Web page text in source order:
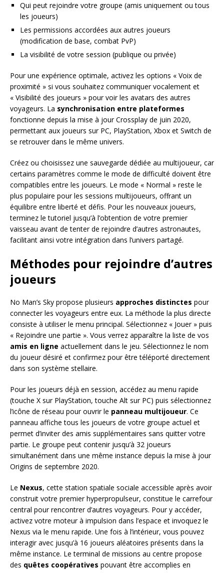
Qui peut rejoindre votre groupe (amis uniquement ou tous
les joueurs)
Les permissions accordées aux autres joueurs
(modification de base, combat PvP)
La visibilité de votre session (publique ou privée)
Pour une expérience optimale, activez les options « Voix de
proximité » si vous souhaitez communiquer vocalement et
« Visibilité des joueurs » pour voir les avatars des autres
voyageurs. La synchronisation entre plateformes
fonctionne depuis la mise à jour Crossplay de juin 2020,
permettant aux joueurs sur PC, PlayStation, Xbox et Switch de
se retrouver dans le même univers.
Créez ou choisissez une sauvegarde dédiée au multijoueur, car
certains paramètres comme le mode de difficulté doivent être
compatibles entre les joueurs. Le mode « Normal » reste le
plus populaire pour les sessions multijoueurs, offrant un
équilibre entre liberté et défis. Pour les nouveaux joueurs,
terminez le tutoriel jusqu’à l’obtention de votre premier
vaisseau avant de tenter de rejoindre d’autres astronautes,
facilitant ainsi votre intégration dans l’univers partagé.
Méthodes pour rejoindre d’autres
joueurs
No Man’s Sky propose plusieurs approches distinctes pour
connecter les voyageurs entre eux. La méthode la plus directe
consiste à utiliser le menu principal. Sélectionnez « Jouer » puis
« Rejoindre une partie ». Vous verrez apparaître la liste de vos
amis en ligne actuellement dans le jeu. Sélectionnez le nom
du joueur désiré et confirmez pour être téléporté directement
dans son système stellaire.
Pour les joueurs déjà en session, accédez au menu rapide
(touche X sur PlayStation, touche Alt sur PC) puis sélectionnez
l’icône de réseau pour ouvrir le panneau multijoueur. Ce
panneau affiche tous les joueurs de votre groupe actuel et
permet d’inviter des amis supplémentaires sans quitter votre
partie. Le groupe peut contenir jusqu’à 32 joueurs
simultanément dans une même instance depuis la mise à jour
Origins de septembre 2020.
Le Nexus, cette station spatiale sociale accessible après avoir
construit votre premier hyperpropulseur, constitue le carrefour
central pour rencontrer d’autres voyageurs. Pour y accéder,
activez votre moteur à impulsion dans l’espace et invoquez le
Nexus via le menu rapide. Une fois à l’intérieur, vous pouvez
interagir avec jusqu’à 16 joueurs aléatoires présents dans la
même instance. Le terminal de missions au centre propose
des quêtes coopératives pouvant être accomplies en